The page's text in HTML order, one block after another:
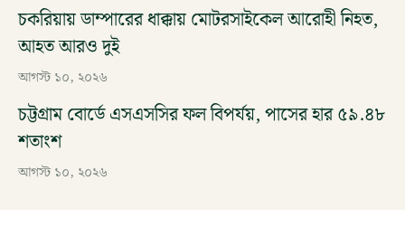
চকরিয়ায় ডাম্পারের ধাক্কায় মোটরসাইকেল আরোহী নিহত,
আহত আরও দুই
আগস্ট ১০, ২০২৬
চট্টগ্রাম বোর্ডে এসএসসির ফল বিপর্যয়, পাসের হার ৫৯.৪৮
শতাংশ
আগস্ট ১০, ২০২৬